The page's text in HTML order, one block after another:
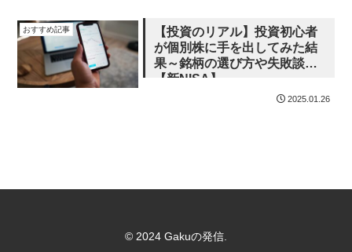
おすすめ記事
【投資のリアル】投資初心者
が個別株に手を出してみた結
果～銘柄の選び方や失敗談～
【新NISA】
2025.01.26
© 2024 Gakuの発信.